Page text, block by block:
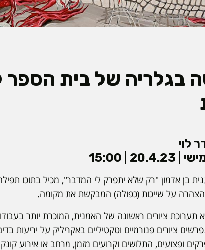
בגלריה של בית הספר
לוי
15:00
בן אדמון "רק שלא יתפרק לי המדבר", מכיל בתוכו
על שייכות (כפולה) המבקשת את מקומה.
ציורים ראשונה של האמנית, המוכרת יותר
ציורים פנורמיים וטקטיליים באקריליק על יריעות
ופצועים, התלושים וקרועים מזמן, מרחב או אירוע